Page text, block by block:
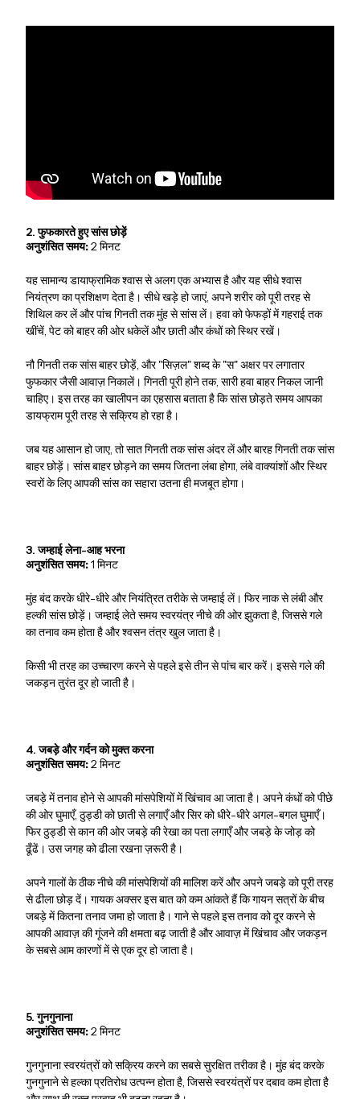
2. फुफकारते हुए सांस छोड़ें
अनुशंसित समय:2 मिनट
यह सामान्य डायाफ्रामिक श्वास से अलग एक अभ्यास है और यह सीधे श्वास
नियंत्रण का प्रशिक्षण देता है। सीधे खड़े हो जाएं, अपने शरीर को पूरी तरह से
शिथिल कर लें और पांच गिनती तक मुंह से सांस लें। हवा को फेफड़ों में गहराई तक
खींचें, पेट को बाहर की ओर धकेलें और छाती और कंधों को स्थिर रखें।
नौ गिनती तक सांस बाहर छोड़ें, और "सिज़ल" शब्द के "स" अक्षर पर लगातार
फुफकार जैसी आवाज़ निकालें। गिनती पूरी होने तक, सारी हवा बाहर निकल जानी
चाहिए। इस तरह का खालीपन का एहसास बताता है कि सांस छोड़ते समय आपका
डायफ्राम पूरी तरह से सक्रिय हो रहा है।
जब यह आसान हो जाए, तो सात गिनती तक सांस अंदर लें और बारह गिनती तक सांस
बाहर छोड़ें। सांस बाहर छोड़ने का समय जितना लंबा होगा, लंबे वाक्यांशों और स्थिर
स्वरों के लिए आपकी सांस का सहारा उतना ही मजबूत होगा।
3. जम्हाई लेना-आह भरना
अनुशंसित समय:1 मिनट
मुंह बंद करके धीरे-धीरे और नियंत्रित तरीके से जम्हाई लें। फिर नाक से लंबी और
हल्की सांस छोड़ें। जम्हाई लेते समय स्वरयंत्र नीचे की ओर झुकता है, जिससे गले
का तनाव कम होता है और श्वसन तंत्र खुल जाता है।
किसी भी तरह का उच्चारण करने से पहले इसे तीन से पांच बार करें। इससे गले की
जकड़न तुरंत दूर हो जाती है।
4. जबड़े और गर्दन को मुक्त करना
अनुशंसित समय:2 मिनट
जबड़े में तनाव होने से आपकी मांसपेशियों में खिंचाव आ जाता है। अपने कंधों को पीछे
की ओर घुमाएँ, ठुड्डी को छाती से लगाएँ और सिर को धीरे-धीरे अगल-बगल घुमाएँ।
फिर ठुड्डी से कान की ओर जबड़े की रेखा का पता लगाएँ और जबड़े के जोड़ को
ढूँढें। उस जगह को ढीला रखना ज़रूरी है।
अपने गालों के ठीक नीचे की मांसपेशियों की मालिश करें और अपने जबड़े को पूरी तरह
से ढीला छोड़ दें। गायक अक्सर इस बात को कम आंकते हैं कि गायन सत्रों के बीच
जबड़े में कितना तनाव जमा हो जाता है। गाने से पहले इस तनाव को दूर करने से
आपकी आवाज़ की गूंजने की क्षमता बढ़ जाती है और आवाज़ में खिंचाव और जकड़न
के सबसे आम कारणों में से एक दूर हो जाता है।
5. गुनगुनाना
अनुशंसित समय:2 मिनट
गुनगुनाना स्वरयंत्रों को सक्रिय करने का सबसे सुरक्षित तरीका है। मुंह बंद करके
गुनगुनाने से हल्का प्रतिरोध उत्पन्न होता है, जिससे स्वरयंत्रों पर दबाव कम होता है